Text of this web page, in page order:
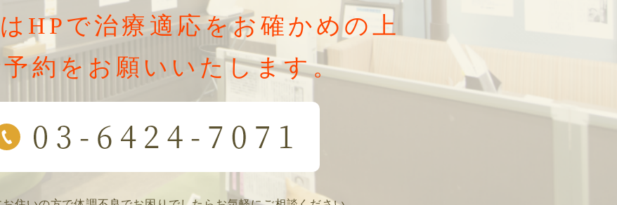
HPで治療適応をお確かめの上
約をお願いいたします。